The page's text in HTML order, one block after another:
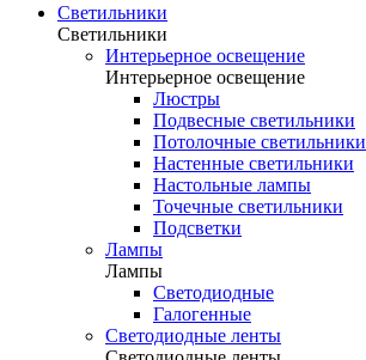
Светильники
Светильники
Интерьерное освещение
Интерьерное освещение
Люстры
Подвесные светильники
Потолочные светильники
Настенные светильники
Настольные лампы
Точечные светильники
Подсветки
Лампы
Лампы
Светодиодные
Галогенные
Светодиодные ленты